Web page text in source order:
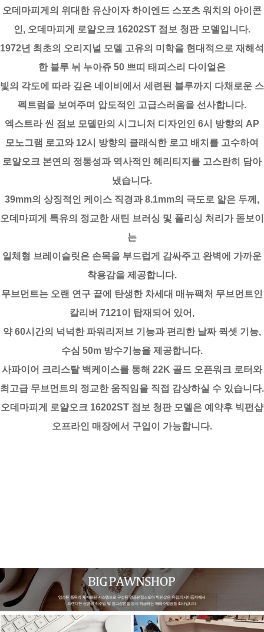
오데마피게의 위대한 유산이자 하이엔드 스포츠 워치의 아이콘
인, 오데마피게 로얄오크 16202ST 점보 청판 모델입니다.
1972년 최초의 오리지널 모델 고유의 미학을 현대적으로 재해석
한 블루 뉘 누아쥬 50 쁘띠 태피스리 다이얼은
빛의 각도에 따라 깊은 네이비에서 세련된 블루까지 다채로운 스
펙트럼을 보여주며 압도적인 고급스러움을 선사합니다.
엑스트라 씬 점보 모델만의 시그니처 디자인인 6시 방향의 AP
모노그램 로고와 12시 방향의 클래식한 로고 배치를 고수하여
로얄오크 본연의 정통성과 역사적인 헤리티지를 고스란히 담아
냈습니다.
39mm의 상징적인 케이스 직경과 8.1mm의 극도로 얇은 두께,
오데마피게 특유의 정교한 새틴 브러싱 및 폴리싱 처리가 돋보이
는
일체형 브레이슬릿은 손목을 부드럽게 감싸주고 완벽에 가까운
착용감을 제공합니다.
무브먼트는 오랜 연구 끝에 탄생한 차세대 매뉴팩처 무브먼트인
칼리버 7121이 탑재되어 있어,
약 60시간의 넉넉한 파워리저브 기능과 편리한 날짜 퀵셋 기능,
수심 50m 방수기능을 제공합니다.
사파이어 크리스탈 백케이스를 통해 22K 골드 오픈워크 로터와
최고급 무브먼트의 정교한 움직임을 직접 감상하실 수 있습니다.
오데마피게 로얄오크 16202ST 점보 청판 모델은 예약후 빅펀샵
오프라인 매장에서 구입이 가능합니다.